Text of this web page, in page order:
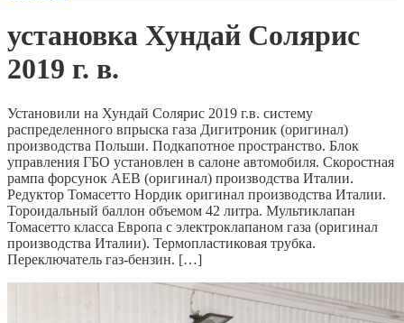
установка Хундай Солярис
2019 г. в.
Установили на Хундай Солярис 2019 г.в. систему
распределенного впрыска газа Дигитроник (оригинал)
производства Польши. Подкапотное пространство. Блок
управления ГБО установлен в салоне автомобиля. Скоростная
рампа форсунок AEB (оригинал) производства Италии.
Редуктор Томасетто Нордик оригинал производства Италии.
Тороидальный баллон объемом 42 литра. Мультиклапан
Томасетто класса Европа с электроклапаном газа (оригинал
производства Италии). Термопластиковая трубка.
Переключатель газ-бензин. […]